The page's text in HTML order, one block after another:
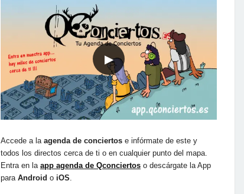
▶
Accede a la agenda de conciertos e infórmate de este y
todos los directos cerca de ti o en cualquier punto del mapa.
Entra en la app agenda de Qconciertos o descárgate la App
para Android o iOS.